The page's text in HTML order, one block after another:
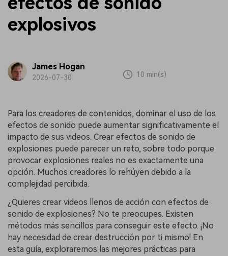
explosivos
James Hogan
2026-07-30 10 min(s)
Para los creadores de contenidos, dominar el uso de los
efectos de sonido puede aumentar significativamente el
impacto de sus videos. Crear efectos de sonido de
explosiones puede parecer un reto, sobre todo porque
provocar explosiones reales no es exactamente una
opción. Muchos creadores lo rehúyen debido a la
complejidad percibida.
¿Quieres crear videos llenos de acción con efectos de
sonido de explosiones? No te preocupes. Existen
métodos más sencillos para conseguir este efecto. ¡No
hay necesidad de crear destrucción por ti mismo! En
esta guía, exploraremos las mejores prácticas para